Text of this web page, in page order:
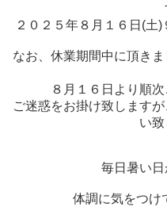
２０２５年８月１６日(土)
なお、休業期間中に頂き
８月１６日より順
ご迷惑をお掛け致します
い致
毎日暑い日
体調に気をつけ